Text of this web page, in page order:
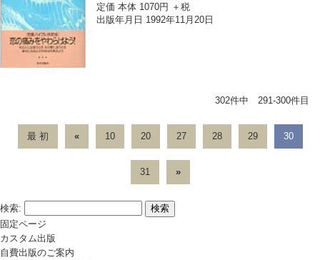
定価 本体 1070円 ＋税
出版年月日 1992年11月20日
302件中 291-300件目
最 初 « 10 20 27 28 29 30
31 »
検索:
固定ページ
カスタム出版
自費出版のご案内